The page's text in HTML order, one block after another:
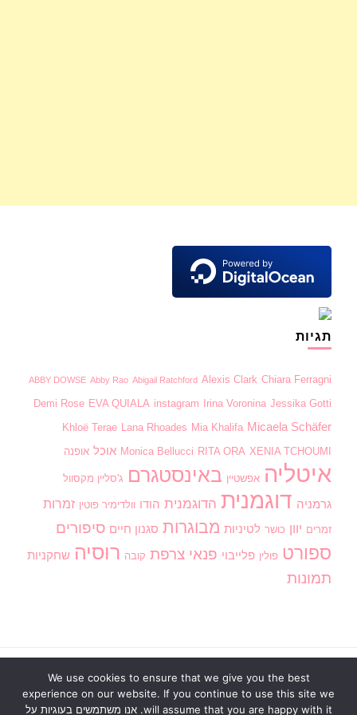
תגיות
ABBY DOWSE Abby Rao Abigail Ratchford Alexis Clark Chiara Ferragni
Demi Rose EVA QUIALA instagram Irina Voronina Jessika Gotti
Khloë Terae
Lana Rhoades Mia Khalifa Micaela Schäfer
Monica Bellucci RITA ORA XENIA TCHOUMI אוכל אופנה
איטליה אפשטיין באינסטגרם ג'סליין מקסוול
גרמניה דוגמנית הדוגמנית הודו וולדימיר פוטין זמרות
זמרים יוון כושר לטיניות מבוגרות סגנון חיים סיפורים
ספורט פולין פלייבוי פנאי צרפת קובה רוסיה שחקניות
תמונות
ראשי בנות חמות וידוי אנונימי חדשות
מדור חינוכי
סגנון חיים
פנאי דירוג תמונות כתוב לנו
We use cookies to ensure that we give you the best
experience on our website. If you continue to use this site we
will assume that you are happy with it. אנו משתמשים בעוגיות על